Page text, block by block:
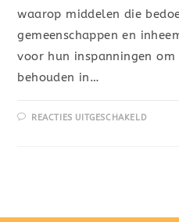
waarop middelen die
gemeenschappen en
voor hun inspanningen om
behouden in…
REACTIES UITGESCHAKELD